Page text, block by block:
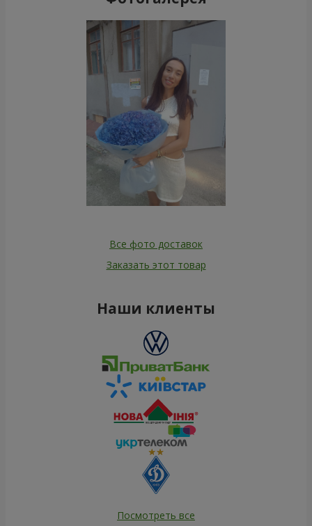
Все фото доставок
Заказать этот товар
Наши клиенты
Посмотреть все